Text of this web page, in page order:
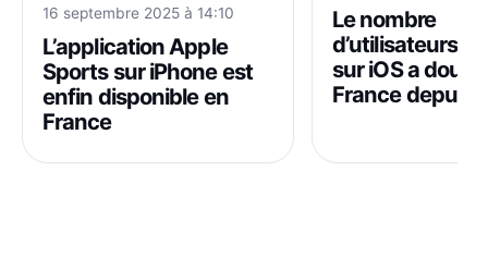
16 septembre 2025 à 14:10
L’application Apple
Sports sur iPhone est
enfin disponible en
France
Le nombre
d’utilisateurs
sur iOS a
France depuis